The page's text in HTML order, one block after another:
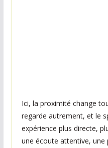
Ici, la proximité change
regarde autrement, et le
expérience plus directe,
une écoute attentive, une